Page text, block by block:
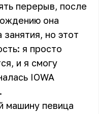
перерыв, после
она
но этот
я просто
и я смогу
IOWA
машину певица